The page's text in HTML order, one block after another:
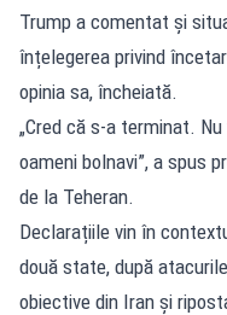
Trump a comentat și
înțelegerea privind
opinia sa, încheiată.
„Cred că s-a terminat.
oameni bolnavi”, a spus
de la Teheran.
Declarațiile vin în
două state, după
obiective din Iran și